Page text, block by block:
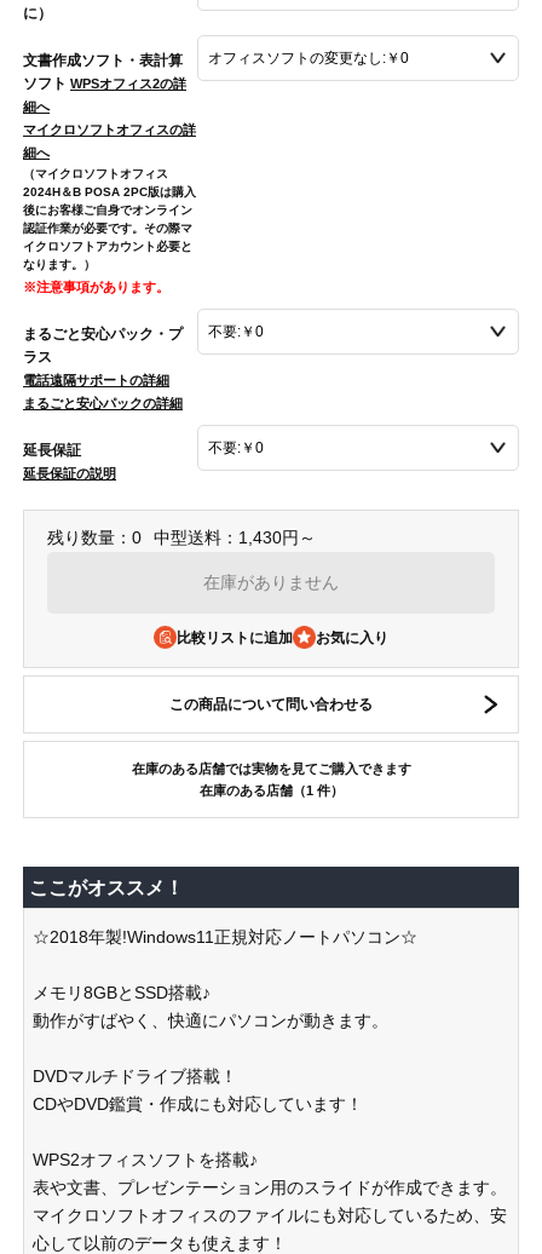
に）
文書作成ソフト・表計算
ソフト WPSオフィス2の詳
細へ
マイクロソフトオフィスの詳
細へ
（マイクロソフトオフィス
2024H＆B POSA 2PC版は購入
後にお客様ご自身でオンライン
認証作業が必要です。その際マ
イクロソフトアカウント必要と
なります。）
※注意事項があります。
まるごと安心パック・プ
ラス
電話遠隔サポートの詳細
まるごと安心パックの詳細
延長保証
延長保証の説明
残り数量：0 中型送料：1,430円～
在庫がありません
比較リストに追加
この商品について問い合わせる
在庫のある店舗では実物を見てご購入できます
在庫のある店舗（1 件）
ここがオススメ！
☆2018年製!Windows11正規対応ノートパソコン☆
メモリ8GBとSSD搭載♪
動作がすばやく、快適にパソコンが動きます。
DVDマルチドライブ搭載！
CDやDVD鑑賞・作成にも対応しています！
WPS2オフィスソフトを搭載♪
表や文書、プレゼンテーション用のスライドが作成できます。
マイクロソフトオフィスのファイルにも対応しているため、安
心して以前のデータも使えます！